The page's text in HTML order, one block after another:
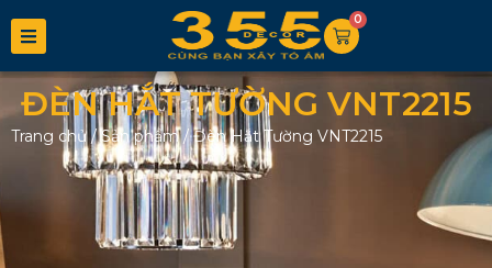
0
ĐÈN HẮT TƯỜNG VNT2215
Trang chủ/Sản phẩm/Đèn Hắt Tường VNT2215